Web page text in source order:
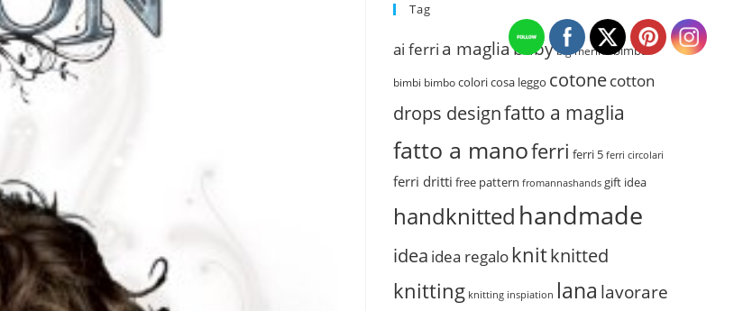
Tag
ai ferri a magliababybig merino bimba
bimbi bimbocoloricosa leggo cotonecotton
drops designfatto a maglia
fatto a manoferri ferri 5 ferri circolari
ferri dritti free pattern fromannashands gift idea
handknitted handmade
idea idea regalo knitknitted
knitting knitting inspiation lana lavorare